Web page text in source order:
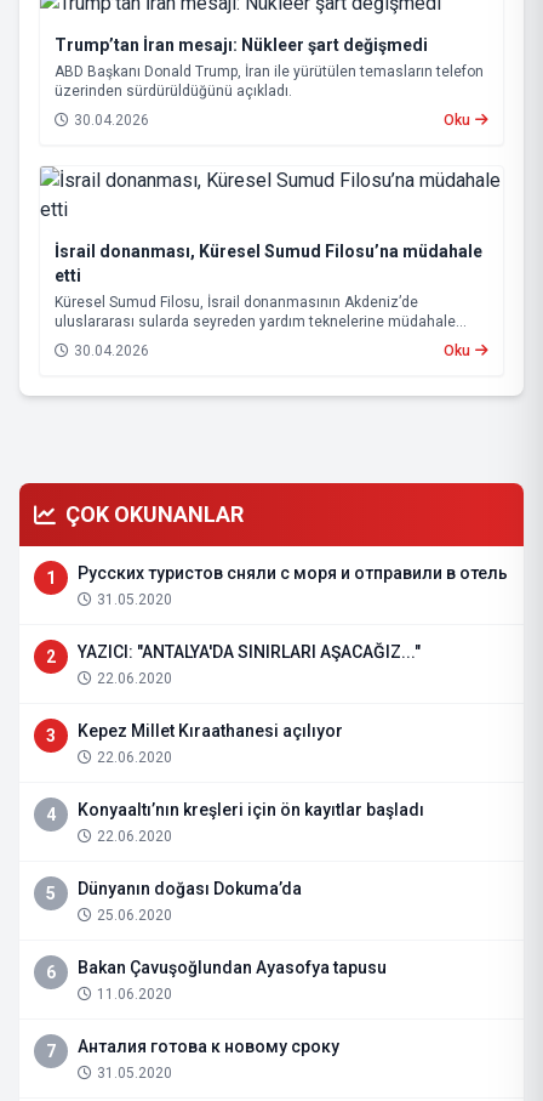
Trump’tan İran mesajı: Nükleer şart değişmedi
ABD Başkanı Donald Trump, İran ile yürütülen temasların telefon
üzerinden sürdürüldüğünü açıkladı.
30.04.2026
Oku
İsrail donanması, Küresel Sumud Filosu’na müdahale
etti
Küresel Sumud Filosu, İsrail donanmasının Akdeniz’de
uluslararası sularda seyreden yardım teknelerine müdahale
ettiğini açıkladı.
30.04.2026 Oku
ÇOK OKUNANLAR
1 Русских туристов сняли с моря и отправили в отель
31.05.2020
2 YAZICI: "ANTALYA'DA SINIRLARI AŞACAĞIZ..."
22.06.2020
3 Kepez Millet Kıraathanesi açılıyor
22.06.2020
4 Konyaaltı’nın kreşleri için ön kayıtlar başladı
22.06.2020
5 Dünyanın doğası Dokuma’da
25.06.2020
6 Bakan Çavuşoğlundan Ayasofya tapusu
11.06.2020
7 Анталия готова к новому сроку
31.05.2020